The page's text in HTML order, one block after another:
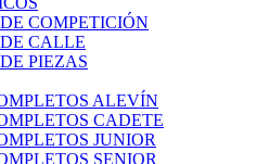
COMPETICIÓN
CALLE
PIEZAS
ALEVÍN
CADETE
JUNIOR
SENIOR